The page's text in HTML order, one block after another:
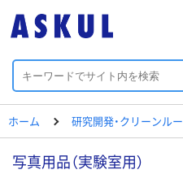
ホーム 研究開発・クリーンル
写真用品（実験室用）